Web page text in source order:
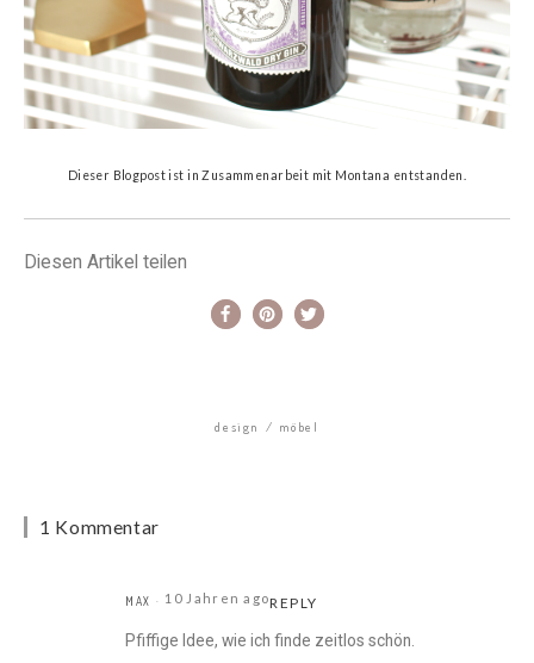
Dieser Blogpost ist in Zusammenarbeit mit Montana entstanden.
Diesen Artikel teilen
design möbel
1 Kommentar
MAX 10 Jahren agoREPLY
Pfiffige Idee, wie ich finde zeitlos schön.